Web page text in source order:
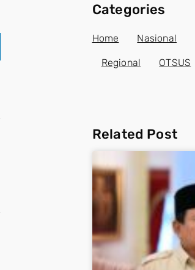
Categories
Home Nasional
Regional OTSUS
Related Post